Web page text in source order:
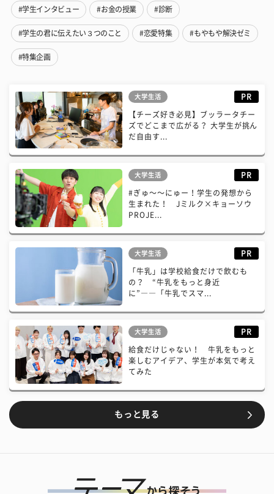
#学生インタビュー #お金の授業 #診断
#学生の君に伝えたい３つのこと #恋愛特集 #もやもや解決ゼミ
#特集企画
大学生活 PR
【チーズ好き必見】ブッラータチー
ズでどこまで広がる？ 大学生が挑ん
だ自由す...
大学生活 PR
#ぎゅ〜〜にゅー！学生の発想から
生まれた！ Jミルク×キョーソウ
PROJE...
大学生活 PR
「牛乳」は学校給食だけで飲むも
の？ “牛乳をもっと身近
に”――「牛乳でスマ...
大学生活 PR
給食だけじゃない！ 牛乳をもっと
楽しむアイデア、学生が本気で考え
てみた
もっと見る